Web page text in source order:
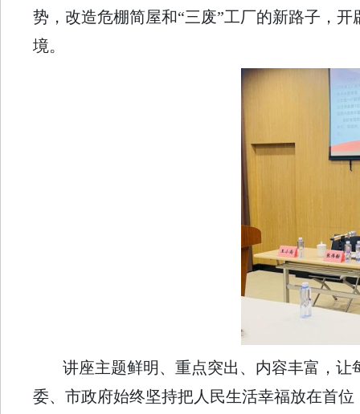
势，改造危棚简屋和“三废”工厂的新路子，
境。
讲座主题鲜明、重点突出、内容丰富，
委、市政府始终坚持把人民生活幸福放在首